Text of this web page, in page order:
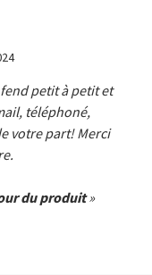
petit à petit et
téléphoné,
votre part! Merci
du produit